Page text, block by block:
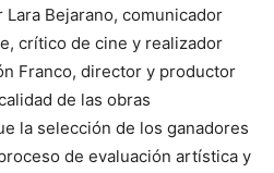
Bejarano, comunicador
crítico de cine y realizador
Franco, director y productor
de las obras
la selección de los ganadores
de evaluación artística y